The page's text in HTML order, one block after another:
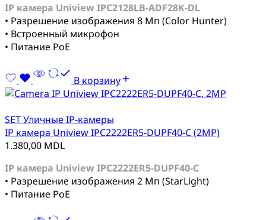
IP камера Uniview IPC2128LB-ADF28K-DL
• Разрешение изображения 8 Мп (Color Hunter)
• Встроенный микрофон
• Питание PoE
В корзину
SET Уличные IP-камеры
IP камера Uniview IPC2222ER5-DUPF40-C (2MP)
1.380,00 MDL
IP камера Uniview IPC2222ER5-DUPF40-C
• Разрешение изображения 2 Мп (StarLight)
• Питание PoE